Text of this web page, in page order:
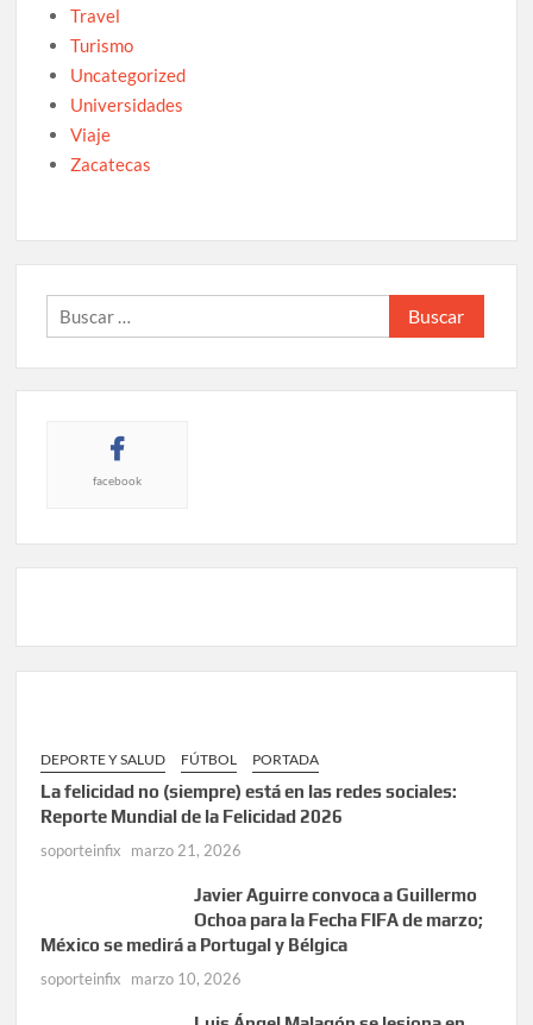
Travel
Turismo
Uncategorized
Universidades
Viaje
Zacatecas
Buscar:
facebook
DEPORTE Y SALUD FÚTBOL PORTADA
La felicidad no (siempre) está en las redes sociales:
Reporte Mundial de la Felicidad 2026
soporteinfix marzo 21, 2026
Javier Aguirre convoca a Guillermo
Ochoa para la Fecha FIFA de marzo;
México se medirá a Portugal y Bélgica
soporteinfix marzo 10, 2026